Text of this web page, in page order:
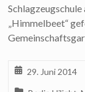
„Himmelbeet“
29. Juni 2014